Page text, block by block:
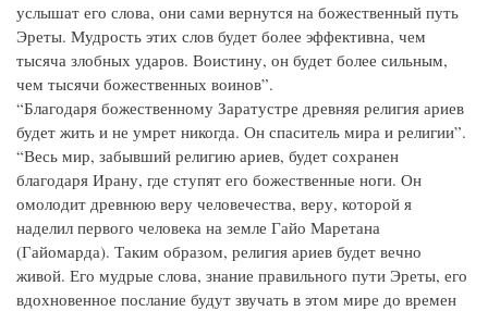
услышат его слова, они сами вернутся на божественный путь
Эреты. Мудрость этих слов будет более эффективна, чем
тысяча злобных ударов. Воистину, он будет более сильным,
чем тысячи божественных воинов”.
“Благодаря божественному Заратустре древняя религия ариев
будет жить и не умрет никогда. Он спаситель мира и религии”.
“Весь мир, забывший религию ариев, будет сохранен
благодаря Ирану, где ступят его божественные ноги. Он
омолодит древнюю веру человечества, веру, которой я
наделил первого человека на земле Гайо Маретана
(Гайомарда). Таким образом, религия ариев будет вечно
живой. Его мудрые слова, знание правильного пути Эреты, его
вдохновенное послание будут звучать в этом мире до времен